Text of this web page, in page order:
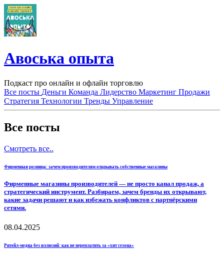
Авоська опыта
Подкаст про онлайн и офлайн торговлю
Все посты Деньги Команда Лидерство Маркетинг Продажи
Стратегия Технологии Тренды Управление
Все посты
Смотреть все..
Фирменная розница: зачем производителям открывать собственные магазины
Фирменные магазины производителей — не просто канал продаж, а
стратегический инструмент. Разбираем, зачем бренды их открывают,
какие задачи решают и как избежать конфликтов с партнёрскими
сетями.
08.04.2025
Ритейл-медиа без иллюзий: как не переплатить за «хит сезона»